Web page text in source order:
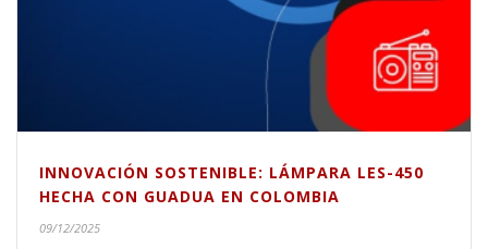
INNOVACIÓN SOSTENIBLE: LÁMPARA LES-450
HECHA CON GUADUA EN COLOMBIA
09/12/2025